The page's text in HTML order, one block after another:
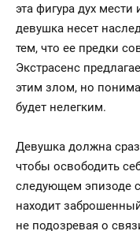
эта фигура дух
девушка несет
тем, что ее предки
Экстрасенс
этим злом, но
будет нелегким.
Девушка должна
чтобы освободить
следующем эпизоде
находит
не подозревая о